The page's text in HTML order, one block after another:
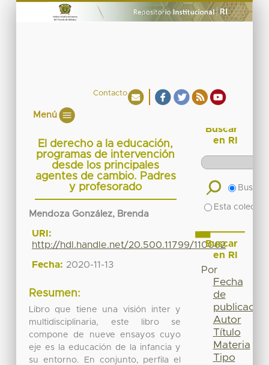
Contacto
Menú
El derecho a la educación,
programas de intervención
desde los principales
agentes de cambio. Padres
y profesorado
Mendoza González, Brenda
URI:
http://hdl.handle.net/20.500.11799/110062
Fecha: 2020-11-13
Resumen:
Libro que tiene una visión inter y
multidisciplinaria, este libro se
compone de nueve ensayos cuyo
eje es la educación de la infancia y
su entorno. En conjunto, perfila el
Buscar
en RI
Buscar
Esta
Buscar
en RI
Por
Fecha
de
publicación
Autor
Título
Materia
Tipo